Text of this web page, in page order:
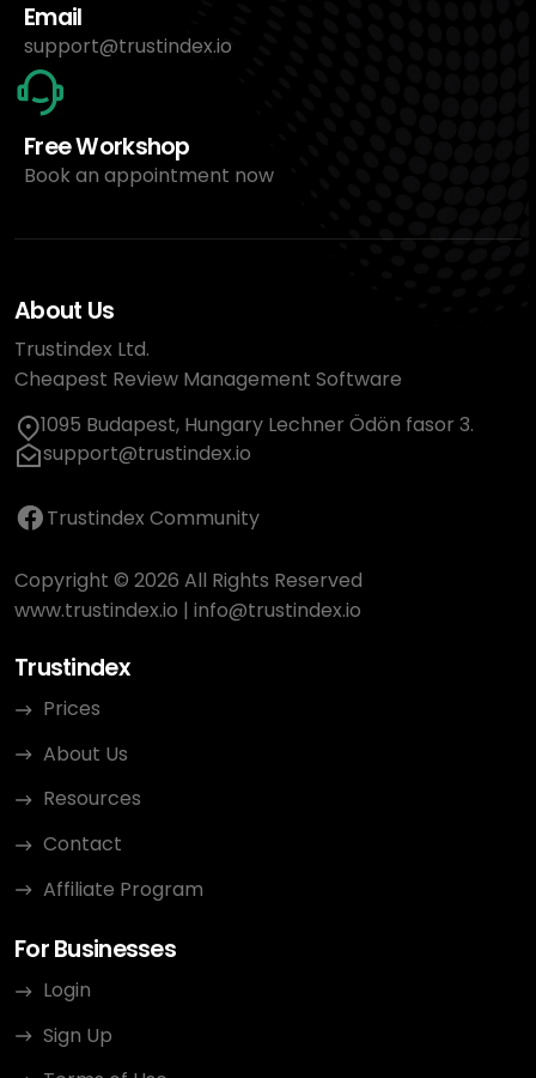
Email
support@trustindex.io
Free Workshop
Book an appointment now
About Us
Trustindex Ltd.
Cheapest Review Management Software
1095 Budapest, Hungary Lechner Ödön fasor 3.
support@trustindex.io
Trustindex Community
Copyright © 2026 All Rights Reserved
www.trustindex.io | info@trustindex.io
Trustindex
Prices
About Us
Resources
Contact
Affiliate Program
For Businesses
Login
Sign Up